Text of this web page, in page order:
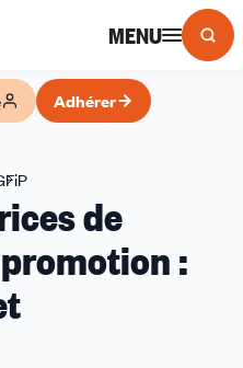
MENU
Adhérer
directrices
gestion
de
: